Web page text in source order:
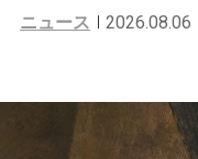
ニュース
2026.08.06